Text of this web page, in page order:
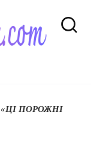
«ЦІ ПОРОЖНІ